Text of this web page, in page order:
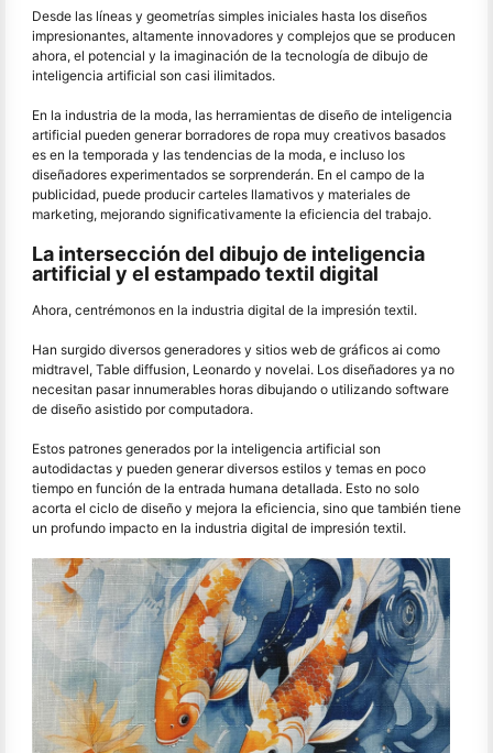
Desde las líneas y geometrías simples iniciales hasta los diseños
impresionantes, altamente innovadores y complejos que se producen
ahora, el potencial y la imaginación de la tecnología de dibujo de
inteligencia artificial son casi ilimitados.
En la industria de la moda, las herramientas de diseño de inteligencia
artificial pueden generar borradores de ropa muy creativos basados
es en la temporada y las tendencias de la moda, e incluso los
diseñadores experimentados se sorprenderán. En el campo de la
publicidad, puede producir carteles llamativos y materiales de
marketing, mejorando significativamente la eficiencia del trabajo.
La intersección del dibujo de inteligencia
artificial y el estampado textil digital
Ahora, centrémonos en la industria digital de la impresión textil.
Han surgido diversos generadores y sitios web de gráficos ai como
midtravel, Table diffusion, Leonardo y novelai. Los diseñadores ya no
necesitan pasar innumerables horas dibujando o utilizando software
de diseño asistido por computadora.
Estos patrones generados por la inteligencia artificial son
autodidactas y pueden generar diversos estilos y temas en poco
tiempo en función de la entrada humana detallada. Esto no solo
acorta el ciclo de diseño y mejora la eficiencia, sino que también tiene
un profundo impacto en la industria digital de impresión textil.